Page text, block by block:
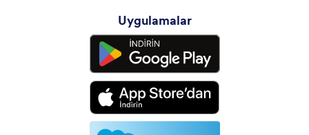
Uygulamalar